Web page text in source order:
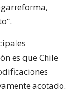
es que Chile
acotado.